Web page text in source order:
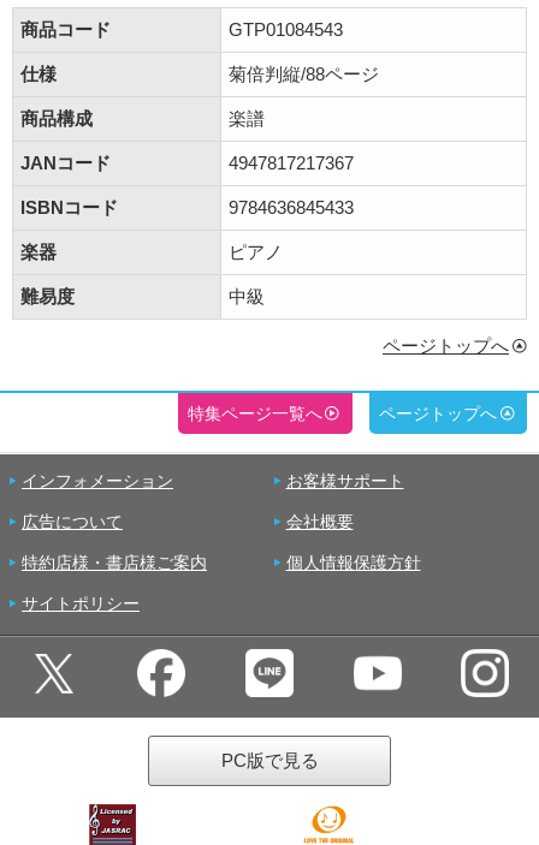
商品コード
GTP01084543
仕様 菊倍判縦/88ページ
商品構成 楽譜
JANコード 4947817217367
ISBNコード 9784636845433
楽器 ピアノ
難易度 中級
ページトップへ
特集ページ一覧へ ページトップへ
インフォメーション お客様サポート
広告について 会社概要
特約店様・書店様ご案内 個人情報保護方針
サイトポリシー
PC版で見る